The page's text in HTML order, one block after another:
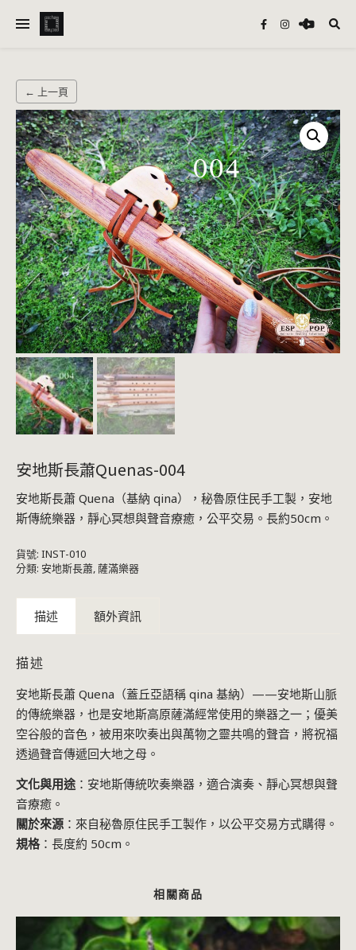
← 上一頁
安地斯長蕭Quenas-004
安地斯長蕭 Quena（基納 qina），秘魯原住民手工製，安地
斯傳統樂器，靜心冥想與聲音療癒，公平交易。長約50cm。
貨號: INST-010
分類: 安地斯長蕭,薩滿樂器
描述 額外資訊
描述
安地斯長蕭 Quena（蓋丘亞語稱 qina 基納）——安地斯山脈
的傳統樂器，也是安地斯高原薩滿經常使用的樂器之一；優美
空谷般的音色，被用來吹奏出與萬物之靈共鳴的聲音，將祝福
透過聲音傳遞回大地之母。
文化與用途 ：安地斯傳統吹奏樂器，適合演奏、靜心冥想與聲
音療癒。
關於來源 ：來自秘魯原住民手工製作，以公平交易方式購得。
規格：長度約 50cm。
相關商品